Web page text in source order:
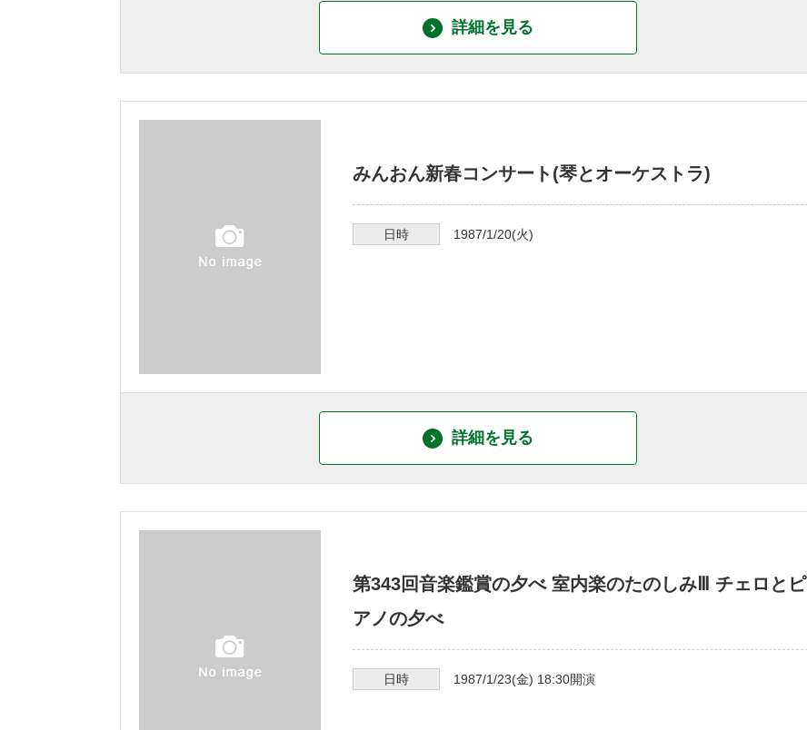
詳細を見る
みんおん新春コンサート(琴とオーケストラ)
日時 1987/1/20(火)
詳細を見る
第343回音楽鑑賞の夕べ 室内楽のたのしみⅢ チェロとピ
アノの夕べ
日時 1987/1/23(金) 18:30開演